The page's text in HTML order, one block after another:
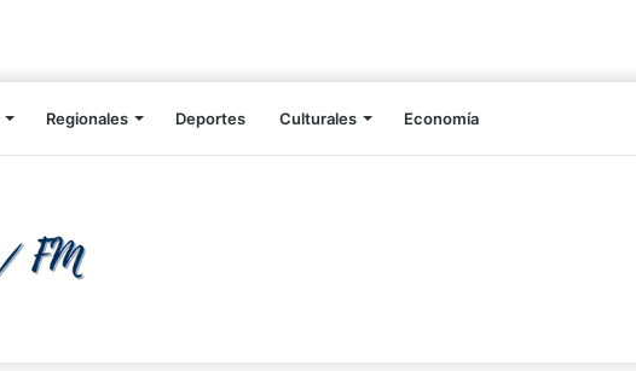
Regionales Deportes Culturales Economía